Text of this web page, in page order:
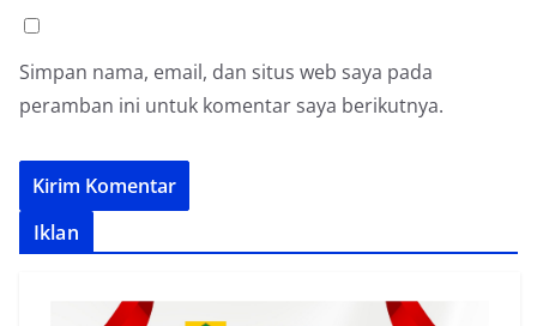
Simpan nama, email, dan situs web saya pada
peramban ini untuk komentar saya berikutnya.
Iklan